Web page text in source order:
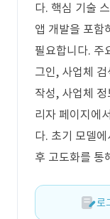
다. 핵심 기술
앱 개발을 포함
필요합니다. 주
그인, 사업체
작성, 사업체
리자 페이지에
다. 초기 모델
후 고도화를 통
로